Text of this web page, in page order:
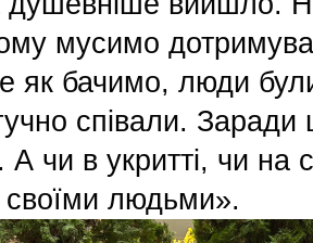
мусимо
як бачимо, люди
співали. Заради
А чи в укритті, чи на
своїми людьми».